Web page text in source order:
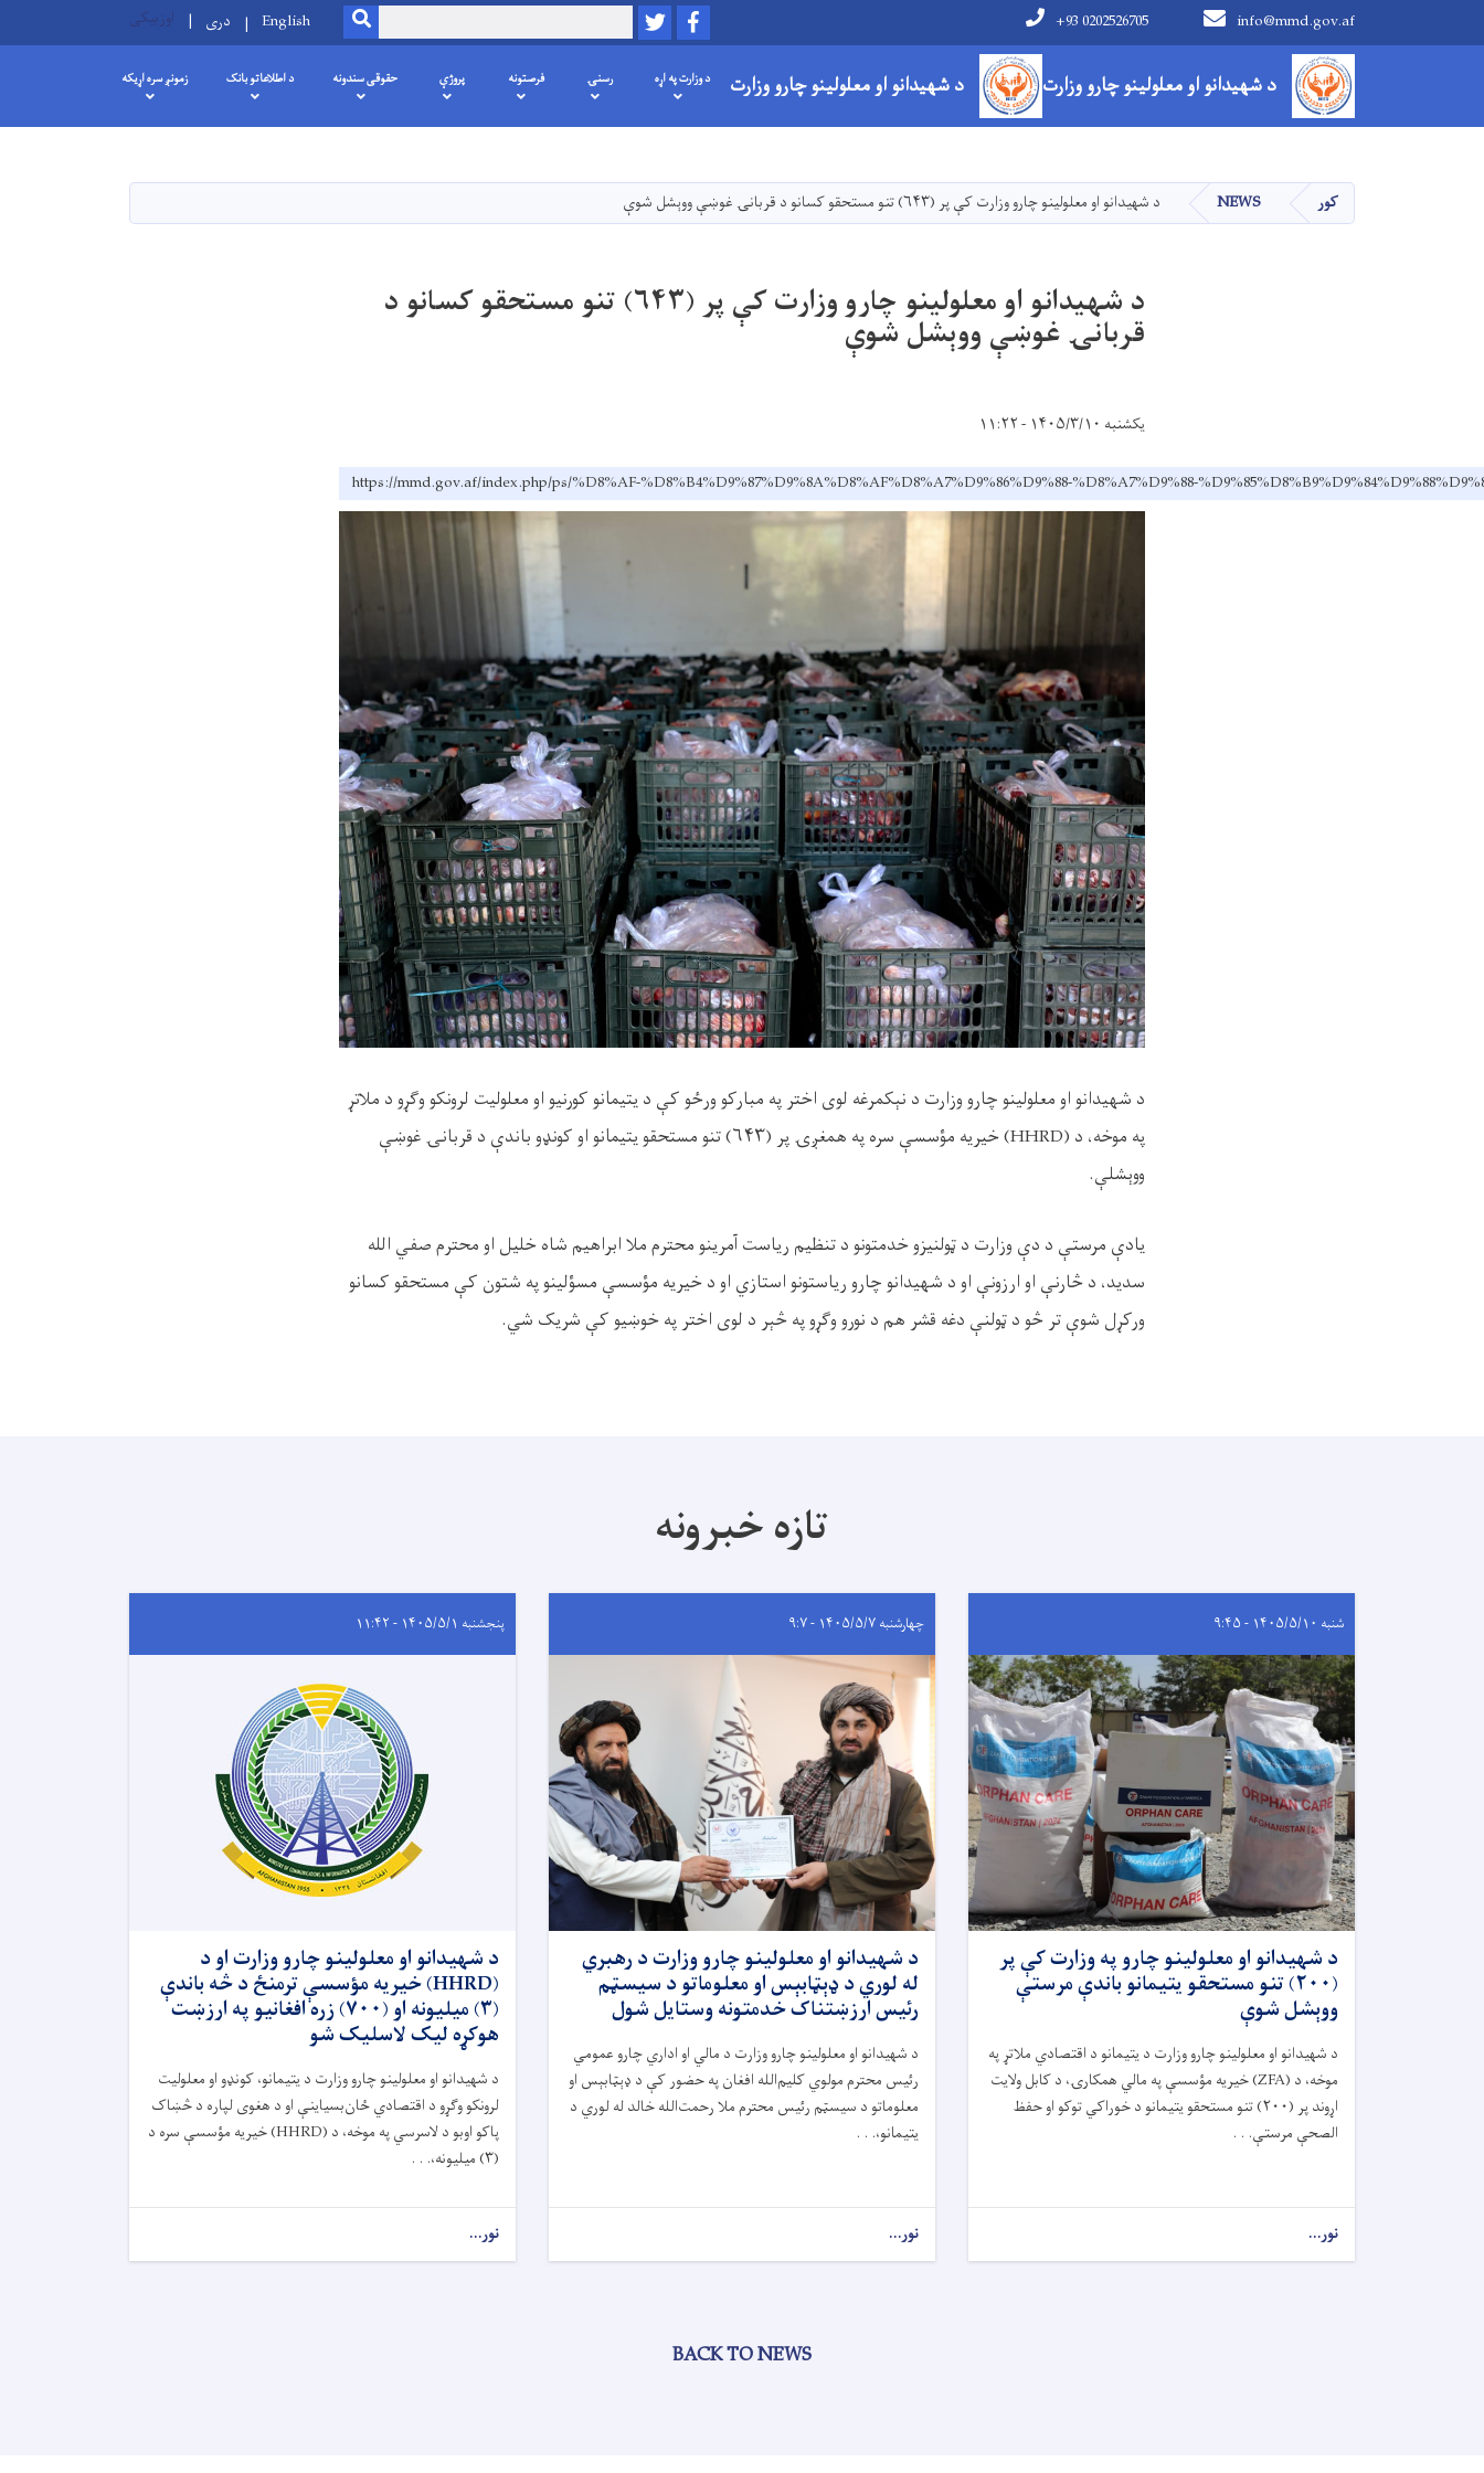
دانګل
info@mmd.gov.af
+93 0202526705
Facebook
Twitter
لټون SEARCH
English دری اوزبیکی
د شهیدانو او معلولینو چارو وزارت
Main navigation
د شهیدانو او معلولینو چارو وزارت د وزارت په اړه رسنۍ فرصتونه پروژې حقوقی سندونه د اطلاعاتو بانک زمونږ سره اړیکه
کور NEWS د شهيدانو او معلولينو چارو وزارت کې پر (۶۴۳) تنو مستحقو کسانو د قربانۍ غوښې ووېشل شوې
د شهيدانو او معلولينو چارو وزارت کې پر (۶۴۳) تنو مستحقو کسانو د
قربانۍ غوښې ووېشل شوې
یکشنبه ۱۴۰۵/۳/۱۰ - ۱۱:۲۲
https://mmd.gov.af/index.php/ps/%D8%AF-%D8%B4%D9%87%D9%8A%D8%AF%D8%A7%D9%86%D9%88-%D8%A7%D9%88-
د‌ شهیدانو او معلولینو چارو وزارت د‌ نېکمرغه لوی اختر په مبارکو ورځو کې د یتیمانو کورنیو او معلولیت لرونکو وګړو د ملاتړ
په موخه، د (HHRD) خیریه مؤسسې سره په همغږۍ پر (۶۴۳) تنو مستحقو یتیمانو او کونډو باندې د قربانۍ غوښې
ووېشلې.
یادې مرستې د دې وزارت د ټولنیزو خدمتونو‌ د تنظيم رياست آمرینو محترم ملا ابراهيم شاه خلیل او محترم صفي الله
سدید، د څارنې او ارزونې او د شهیدانو چارو ریاستونو استازي او د خیریه مؤسسې مسؤلينو په شتون کې مستحقو کسانو
ورکړل شوې تر څو د ټولنې دغه قشر هم د نورو وګړو په څېر د لوی اختر په خوښیو کې شریک شي.
تازه خبرونه
شنبه ۱۴۰۵/۵/۱۰ - ۹:۴۵
د شهیدانو او معلولینو چارو په وزارت کې پر
(۲۰۰) تنو مستحقو یتیمانو باندې مرستې
ووېشل شوې
د شهیدانو او معلولینو چارو وزارت د یتیمانو د اقتصادي ملاتړ په
موخه، د (ZFA) خیریه مؤسسې په مالي همکارۍ، د کابل ولایت
اړوند پر (۲۰۰) تنو مستحقو یتیمانو د خوراکي توکو او حفظ
‌الصحې مرستې. . .
نور...
چهارشنبه ۱۴۰۵/۵/۷ - ۹:۷
د شهیدانو او معلولینو چارو وزارت د رهبري
له لوري د ډېټابېس او معلوماتو د سیسټم
رئیس ارزښتناک خدمتونه وستایل شول
د شهیدانو او معلولینو چارو وزارت د مالي او اداري چارو عمومي
رئیس محترم مولوي کلیم‌الله افغان په حضور کې د ډېټابېس او
معلوماتو د سیسټم رئیس محترم ملا رحمت‌الله خالد له لوري د
یتیمانو،. . .
نور...
پنجشنبه ۱۴۰۵/۵/۱ - ۱۱:۴۲
د شهیدانو او معلولینو چارو وزارت او د
(HHRD) خیریه مؤسسې ترمنځ د څه باندې
(۳) میلیونه او (۷۰۰) زره افغانیو په ارزښت
هوکړه لیک لاسلیک شو
د شهیدانو او معلولینو چارو وزارت د یتیمانو، کونډو او معلولیت
لرونکو وګړو د اقتصادي ځان‌بسیاینې او د هغوی لپاره د څښاک
پاکو اوبو د لاسرسي په موخه، د (HHRD) خیریه مؤسسې سره د
(۳) میلیونه،. . .
نور...
BACK TO NEWS